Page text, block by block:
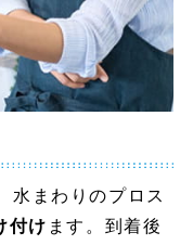
水まわりのプロス
付け ます。到着後